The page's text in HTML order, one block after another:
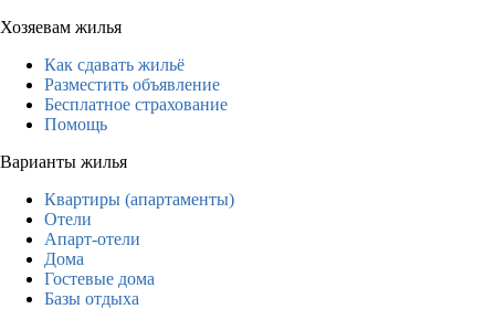
Хозяевам жилья
Как сдавать жильё
Разместить объявление
Бесплатное страхование
Помощь
Варианты жилья
Квартиры (апартаменты)
Отели
Апарт-отели
Дома
Гостевые дома
Базы отдыха